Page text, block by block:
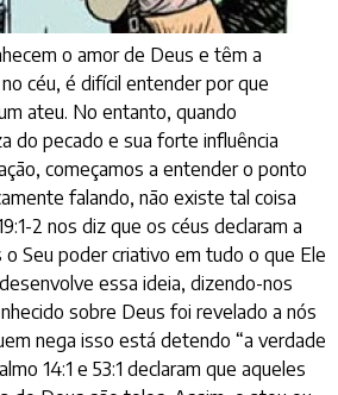
o amor de Deus e têm a
céu, é difícil entender por que
ateu. No entanto, quando
do pecado e sua forte influência
começamos a entender o ponto
falando, não existe tal coisa
2 nos diz que os céus declaram a
Seu poder criativo em tudo o que Ele
essa ideia, dizendo-nos
sobre Deus foi revelado a nós
nega isso está detendo “a verdade
14:1 e 53:1 declaram que aqueles